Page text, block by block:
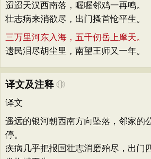
迢迢天汉西南落，喔喔邻鸡一再鸣。
壮志病来消欲尽，出门搔首怆平生。
三万里河东入海，五千仞岳上摩天。
遗民泪尽胡尘里，南望王师又一年。
译文及注释
译文
遥远的银河朝西南方向坠落，邻家的
停。
疾病几乎把报国壮志消磨殆尽，出门